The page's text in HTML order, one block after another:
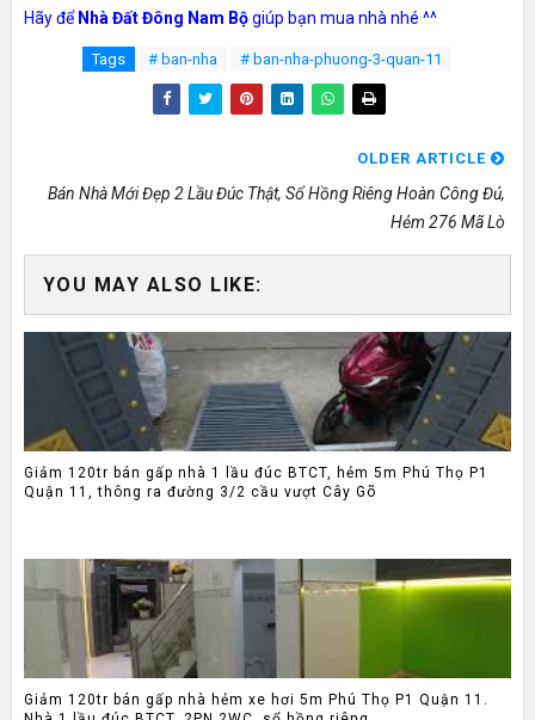
Hãy để Nhà Đất Đông Nam Bộgiúp bạn mua nhà nhé ^^
Tags # ban-nha # ban-nha-phuong-3-quan-11
OLDER ARTICLE
Bán Nhà Mới Đẹp 2 Lầu Đúc Thật, Sổ Hồng Riêng Hoàn Công Đủ,
Hẻm 276 Mã Lò
YOU MAY ALSO LIKE:
Giảm 120tr bán gấp nhà 1 lầu đúc BTCT, hẻm 5m Phú Thọ P1
Quận 11, thông ra đường 3/2 cầu vượt Cây Gõ
Giảm 120tr bán gấp nhà hẻm xe hơi 5m Phú Thọ P1 Quận 11.